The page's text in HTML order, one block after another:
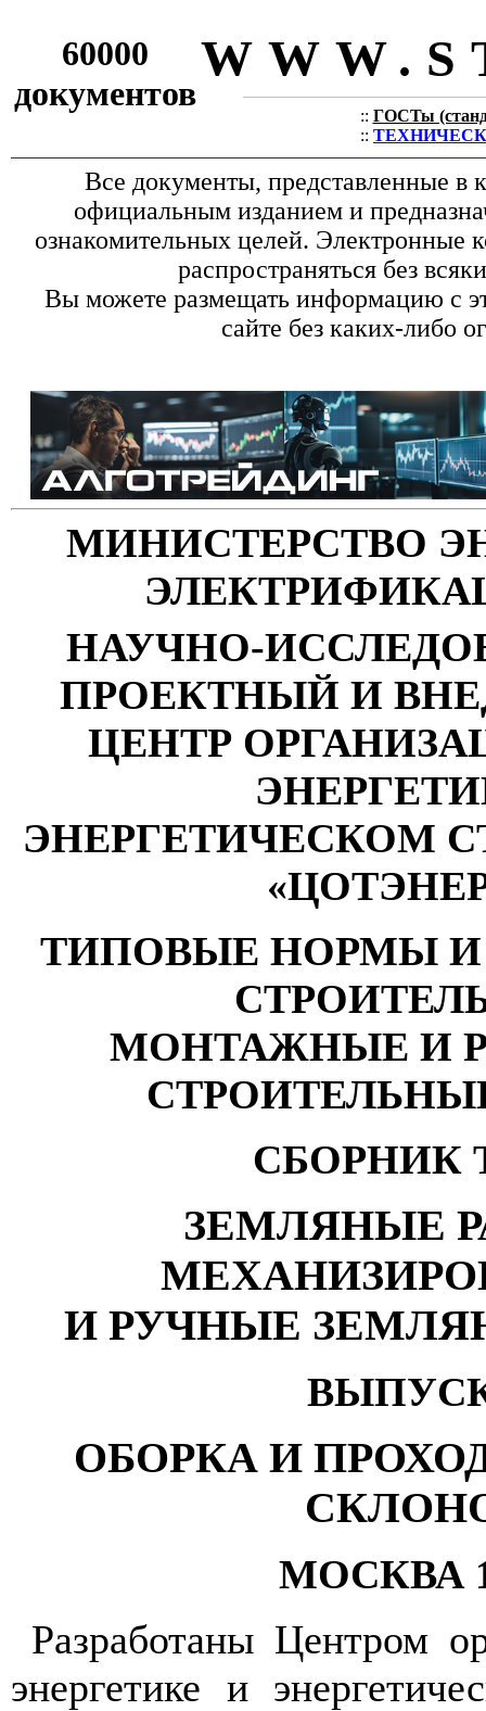
60000
документов
:: ГОСТы
::
Все документы, представленные в
официальным изданием и
ознакомительных целей. Электронные
распространяться без
Вы можете размещать информацию с
сайте без каких-либо
МИНИСТЕРСТВО
НАУЧНО-
ПРОЕКТНЫЙ И
ЦЕНТР
ЭНЕРГЕТИЧЕСКОМ
«
ТИПОВЫЕ НОРМЫ И
МОНТАЖНЫЕ И
СБОРНИК
ЗЕМЛЯНЫЕ
И РУЧНЫЕ
ОБОРКА И
МОСКВА
Разработаны Центром
энергетике и